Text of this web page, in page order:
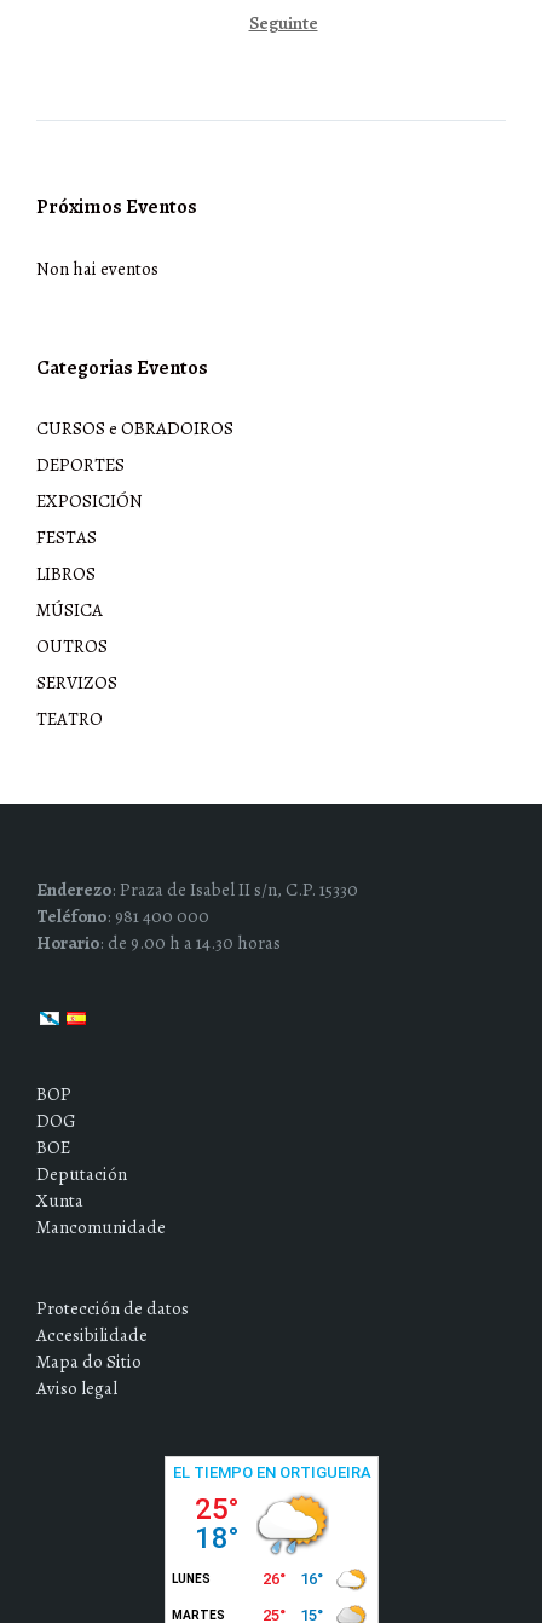
Seguinte
Próximos Eventos
Non hai eventos
Categorias Eventos
CURSOS e OBRADOIROS
DEPORTES
EXPOSICIÓN
FESTAS
LIBROS
MÚSICA
OUTROS
SERVIZOS
TEATRO
Enderezo: Praza de Isabel II s/n, C.P. 15330
Teléfono: 981 400 000
Horario: de 9.00 h a 14.30 horas
BOP
DOG
BOE
Deputación
Xunta
Mancomunidade
Protección de datos
Accesibilidade
Mapa do Sitio
Aviso legal